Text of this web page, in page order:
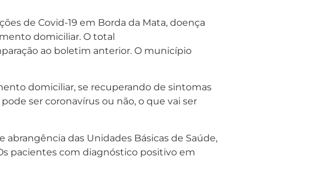
de Covid-19 em Borda da Mata, doença
domiciliar. O total
ao boletim anterior. O município
domiciliar, se recuperando de sintomas
ser coronavírus ou não, o que vai ser
das Unidades Básicas de Saúde,
pacientes com diagnóstico positivo em